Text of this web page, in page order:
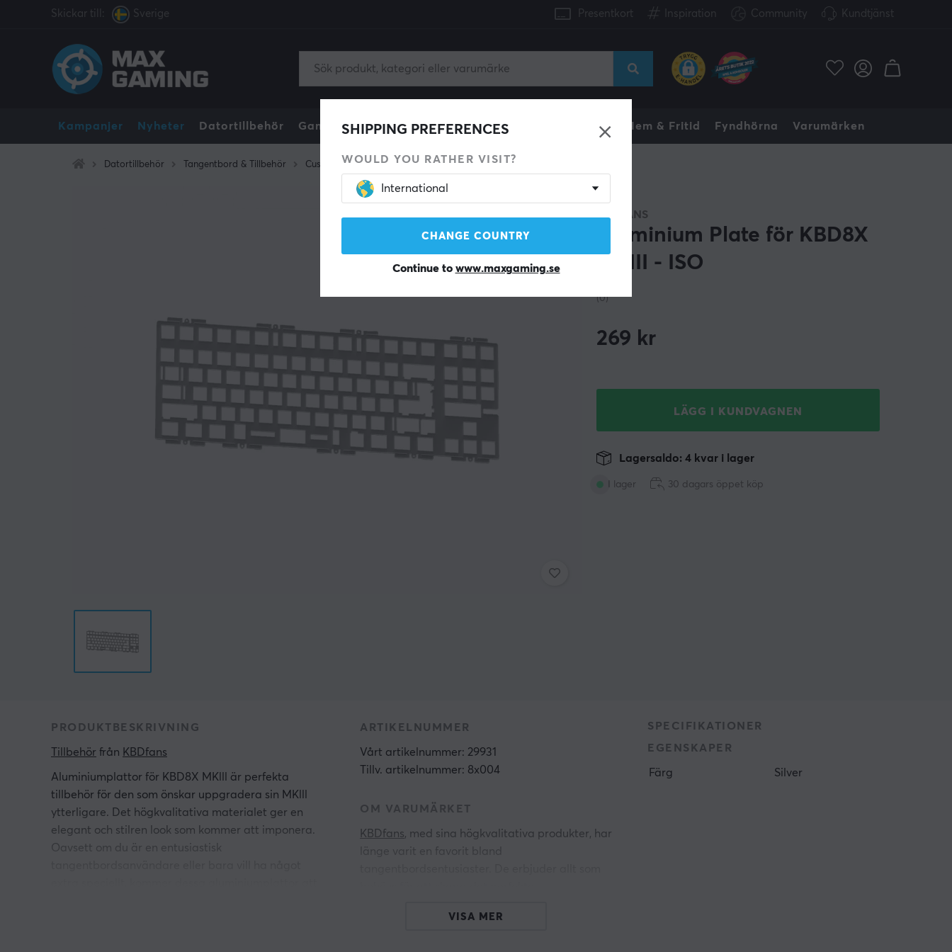
Skickar till: Sverige Presentkort Inspiration Community Kundtjänst
Kampanjer Nyheter Datortillbehör Gamingdator Konsol Gamingstol Mobiltillbehör Hem & Fritid Fyndhörna Varumärken
SHIPPING PREFERENCES
WOULD YOU RATHER VISIT?
International
CHANGE COUNTRY
Continue to www.maxgaming.se
Datortillbehör Tangentbord & Tillbehör Custom keyboard Tillbehör
KBDFANS
Aluminium Plate för KBD8X
MKIII - ISO
(0)
269 kr
LÄGG I KUNDVAGNEN
I lager
Lagersaldo: 4 kvar i lager
30 dagars öppet köp
PRODUKTBESKRIVNING
Tillbehör från KBDfans
Aluminiumplattor för KBD8X MKlll är perfekta
tillbehör för den som önskar uppgradera sin MKlll
ytterligare. Det högkvalitativa materialet ger en
elegant och stilren look som kommer att imponera.
Oavsett om du är en entusiastisk
ARTIKELNUMMER
Vårt artikelnummer: 29931
Tillv. artikelnummer: 8x004
OM VARUMÄRKET
KBDfans, med sina högkvalitativa produkter, har
insidan och utsidan.
SPECIFIKATIONER
EGENSKAPER
Färg Silver
VISA MER